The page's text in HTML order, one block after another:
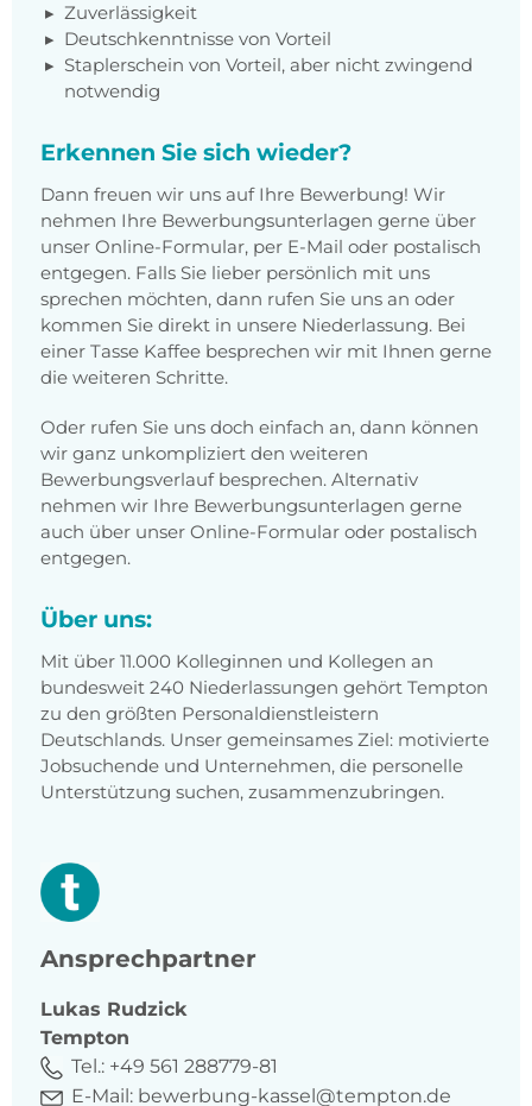
Zuverlässigkeit
Deutschkenntnisse von Vorteil
Staplerschein von Vorteil, aber nicht zwingend
notwendig
Erkennen Sie sich wieder?
Dann freuen wir uns auf Ihre Bewerbung! Wir
nehmen Ihre Bewerbungsunterlagen gerne über
unser Online-Formular, per E-Mail oder postalisch
entgegen. Falls Sie lieber persönlich mit uns
sprechen möchten, dann rufen Sie uns an oder
kommen Sie direkt in unsere Niederlassung. Bei
einer Tasse Kaffee besprechen wir mit Ihnen gerne
die weiteren Schritte.
Oder rufen Sie uns doch einfach an, dann können
wir ganz unkompliziert den weiteren
Bewerbungsverlauf besprechen. Alternativ
nehmen wir Ihre Bewerbungsunterlagen gerne
auch über unser Online-Formular oder postalisch
entgegen.
Über uns:
Mit über 11.000 Kolleginnen und Kollegen an
bundesweit 240 Niederlassungen gehört Tempton
zu den größten Personaldienstleistern
Deutschlands. Unser gemeinsames Ziel: motivierte
Jobsuchende und Unternehmen, die personelle
Unterstützung suchen, zusammenzubringen.
Ansprechpartner
Lukas Rudzick
Tempton
Tel.: +49 561 288779-81
E-Mail: bewerbung-kassel@tempton.de